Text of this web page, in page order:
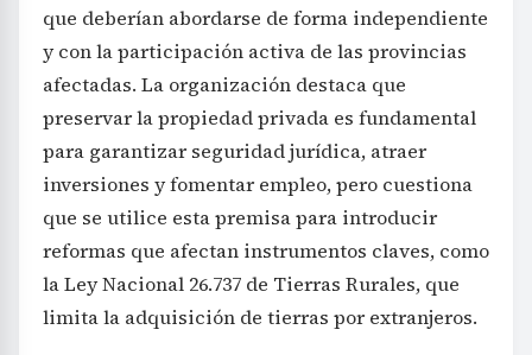
que deberían abordarse de forma independiente
y con la participación activa de las provincias
afectadas. La organización destaca que
preservar la propiedad privada es fundamental
para garantizar seguridad jurídica, atraer
inversiones y fomentar empleo, pero cuestiona
que se utilice esta premisa para introducir
reformas que afectan instrumentos claves, como
la Ley Nacional 26.737 de Tierras Rurales, que
limita la adquisición de tierras por extranjeros.